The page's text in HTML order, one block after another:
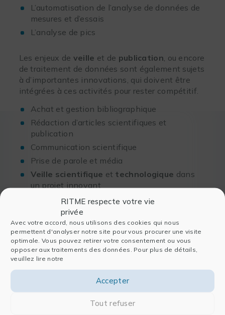
RITME respecte votre vie
privée
Avec votre accord, nous utilisons des cookies qui nous
permettent d'analyser notre site pour vous procurer une visite
optimale. Vous pouvez retirer votre consentement ou vous
opposer aux traitements des données. Pour plus de détails,
veuillez lire notre
Accepter
Tout refuser
L’automatisation de l’analyse de données de
mesures et d’essais
L’analyse de pics
Les enjeux de veille et de publication , ou encore
de traitement de données sont également sujets
à d’importantes innovations, qui doivent être
intégrées à ces activités pour rester compétitif.
Achat et gestion bibliographique
Rédaction d’articles scientifiques et
publication
Communication scientifique
Prise de parole et média
Veille scientifique et technologique dans
un projet innovant
Aboutissement des travaux de R&D,
l’optimisation des procédés et des méthodes de
fabrication est un enjeu majeur, au cœur des
préoccupations desingénieurs. Des méthodes
statistiques à l’amélioration des process qualité,
Mise en place deplans d’expériences
Optimisation des processus de